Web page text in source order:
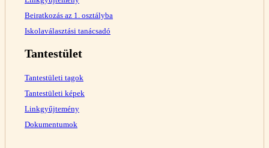
Beiratkozás az 1. osztályba
Iskolaválasztási tanácsadó
Tantestület
Tantestületi tagok
Tantestületi képek
Linkgyűjtemény
Dokumentumok